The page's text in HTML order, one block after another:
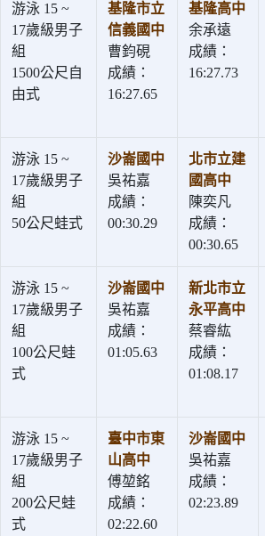
游泳 15 ~
17歲級男子
組
1500公尺自
由式
基隆市立
信義國中
曹鈞硯
成績：
16:27.65
基隆高中
余承遠
成績：
16:27.73
游泳 15 ~
17歲級男子
組
50公尺蛙式
沙崙國中
吳祐嘉
成績：
00:30.29
北市立建
國高中
陳奕凡
成績：
00:30.65
游泳 15 ~
17歲級男子
組
100公尺蛙
式
沙崙國中
吳祐嘉
成績：
01:05.63
新北市立
永平高中
蔡睿紘
成績：
01:08.17
游泳 15 ~
17歲級男子
組
200公尺蛙
式
臺中市東
山高中
傅堃銘
成績：
02:22.60
沙崙國中
吳祐嘉
成績：
02:23.89